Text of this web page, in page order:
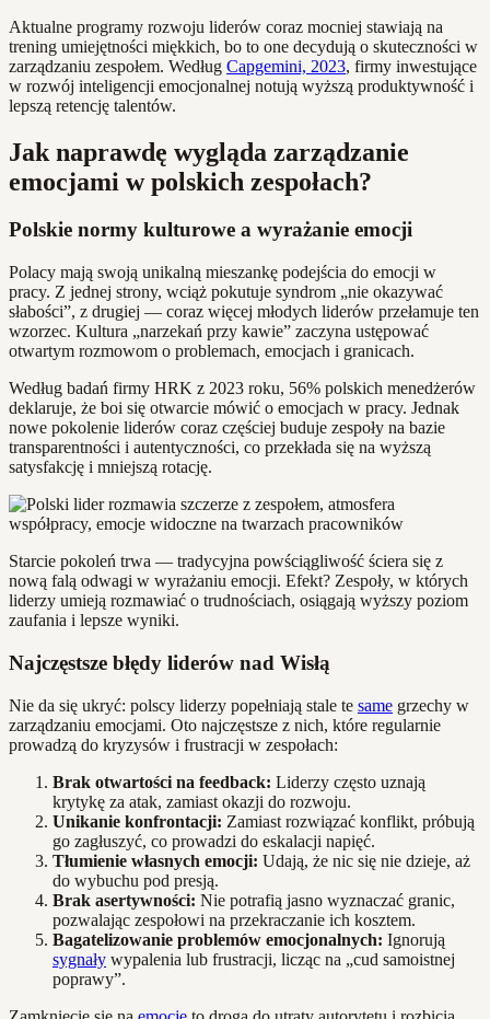
Aktualne programy rozwoju liderów coraz mocniej stawiają na
trening umiejętności miękkich, bo to one decydują o skuteczności w
zarządzaniu zespołem. Według Capgemini, 2023, firmy inwestujące
w rozwój inteligencji emocjonalnej notują wyższą produktywność i
lepszą retencję talentów.
Jak naprawdę wygląda zarządzanie
emocjami w polskich zespołach?
Polskie normy kulturowe a wyrażanie emocji
Polacy mają swoją unikalną mieszankę podejścia do emocji w
pracy. Z jednej strony, wciąż pokutuje syndrom „nie okazywać
słabości”, z drugiej — coraz więcej młodych liderów przełamuje ten
wzorzec. Kultura „narzekań przy kawie” zaczyna ustępować
otwartym rozmowom o problemach, emocjach i granicach.
Według badań firmy HRK z 2023 roku, 56% polskich menedżerów
deklaruje, że boi się otwarcie mówić o emocjach w pracy. Jednak
nowe pokolenie liderów coraz częściej buduje zespoły na bazie
transparentności i autentyczności, co przekłada się na wyższą
satysfakcję i mniejszą rotację.
Starcie pokoleń trwa — tradycyjna powściągliwość ściera się z
nową falą odwagi w wyrażaniu emocji. Efekt? Zespoły, w których
liderzy umieją rozmawiać o trudnościach, osiągają wyższy poziom
zaufania i lepsze wyniki.
Najczęstsze błędy liderów nad Wisłą
Nie da się ukryć: polscy liderzy popełniają stale te same grzechy w
zarządzaniu emocjami. Oto najczęstsze z nich, które regularnie
prowadzą do kryzysów i frustracji w zespołach:
Brak otwartości na feedback: Liderzy często uznają
krytykę za atak, zamiast okazji do rozwoju.
Unikanie konfrontacji: Zamiast rozwiązać konflikt, próbują
go zagłuszyć, co prowadzi do eskalacji napięć.
Tłumienie własnych emocji: Udają, że nic się nie dzieje, aż
do wybuchu pod presją.
Brak asertywności: Nie potrafią jasno wyznaczać granic,
pozwalając zespołowi na przekraczanie ich kosztem.
Bagatelizowanie problemów emocjonalnych: Ignorują
sygnały wypalenia lub frustracji, licząc na „cud samoistnej
poprawy”.